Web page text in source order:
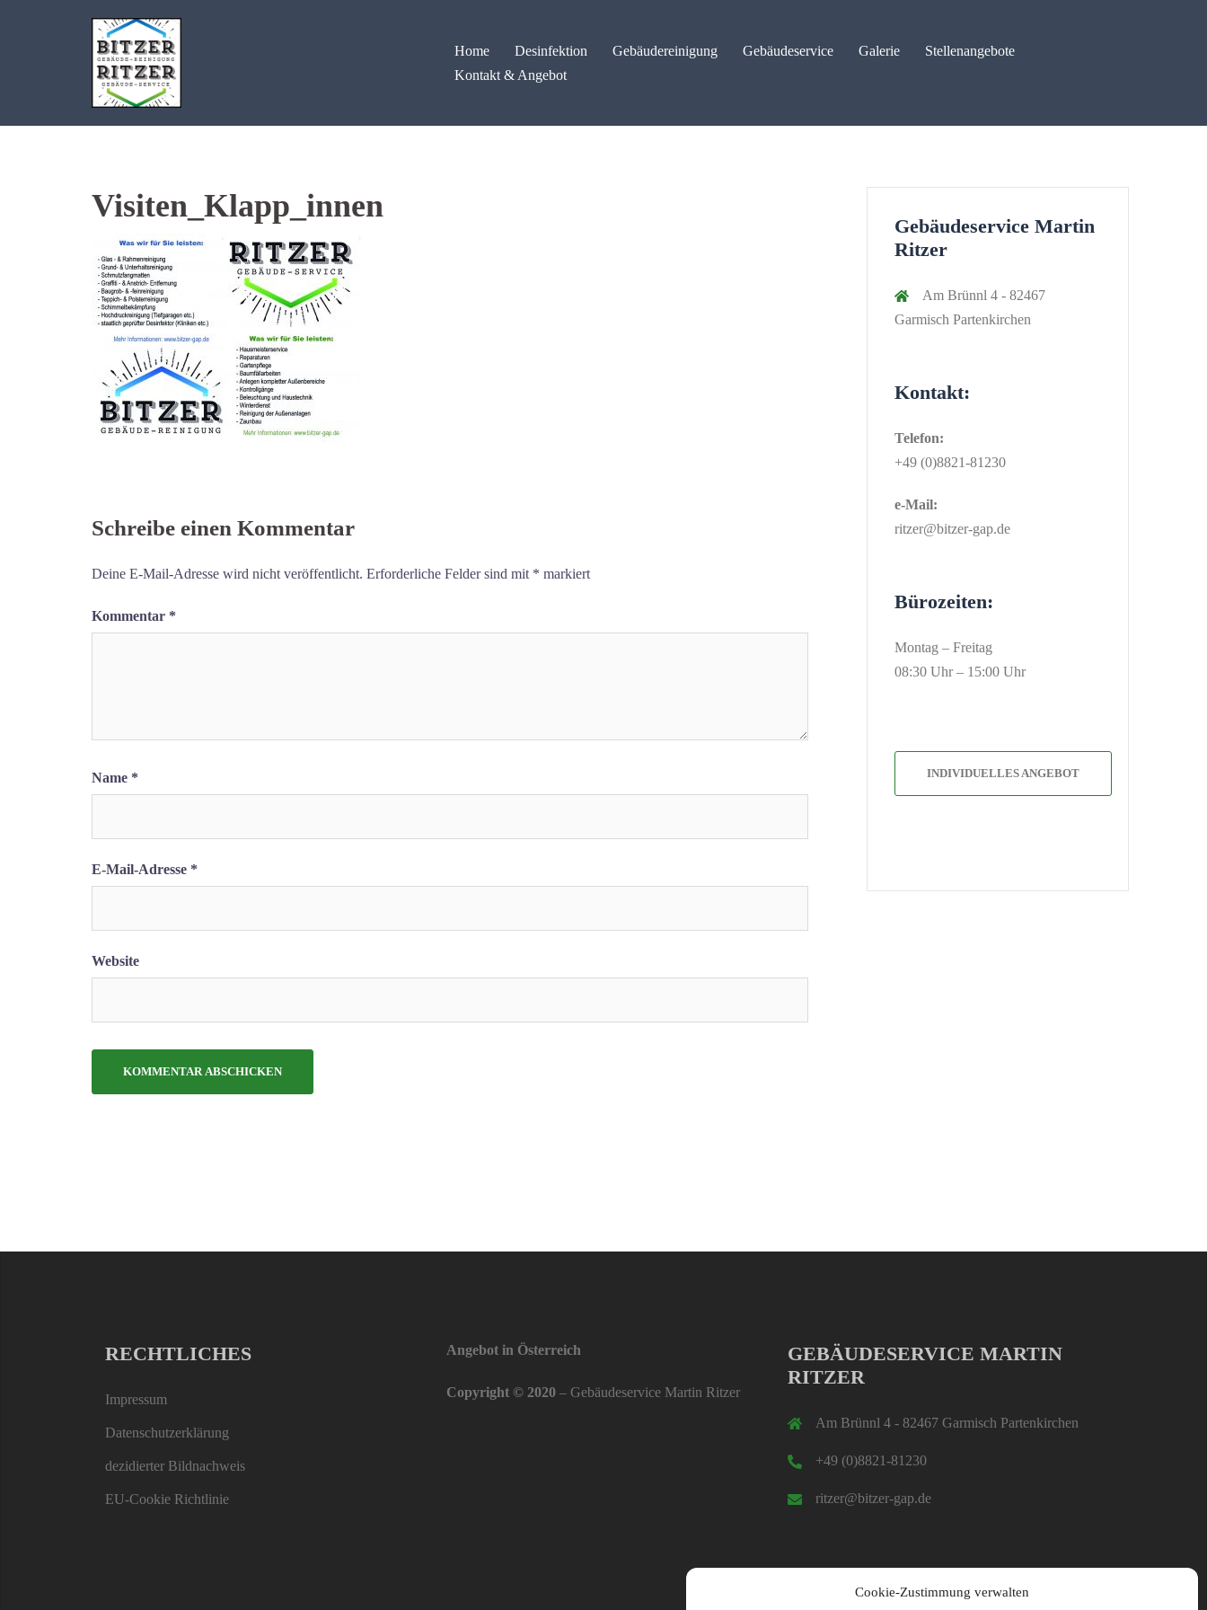
Cookie-Zustimmung verwalten
Home Desinfektion Gebäudereinigung Gebäudeservice Galerie
Stellenangebote
Kontakt & Angebot
Visiten_Klapp_innen
Schreibe einen Kommentar
Deine E-Mail-Adresse wird nicht veröffentlicht. Erforderliche Felder sind mit * markiert
Kommentar *
Name *
E-Mail-Adresse *
Website
Gebäudeservice Martin
Ritzer
Am Brünnl 4 - 82467
Garmisch Partenkirchen
Kontakt:
Telefon:
+49 (0)8821-81230
e-Mail:
ritzer@bitzer-gap.de
Bürozeiten:
Montag – Freitag
08:30 Uhr – 15:00 Uhr
INDIVIDUELLES ANGEBOT
RECHTLICHES
Impressum
Datenschutzerklärung
dezidierter Bildnachweis
EU-Cookie Richtlinie
Angebot in Österreich
Copyright © 2020 – Gebäudeservice Martin Ritzer
GEBÄUDESERVICE MARTIN
RITZER
Am Brünnl 4 - 82467 Garmisch Partenkirchen
+49 (0)8821-81230
ritzer@bitzer-gap.de